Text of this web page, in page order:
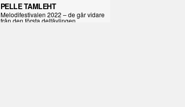
PELLE TAMLEHT
Melodifestivalen 2022 – de går vidare
från den första deltävlingen